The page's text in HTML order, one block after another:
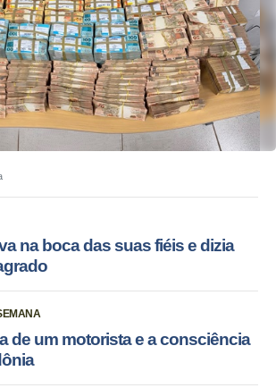
na boca das suas fiéis e dizia
de um motorista e a consciência